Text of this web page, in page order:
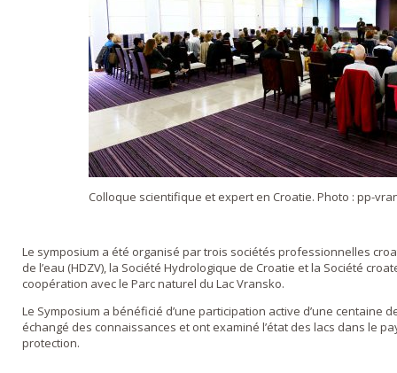
Colloque scientifique et expert en Croatie. Photo : pp-
Le symposium a été organisé par trois sociétés professionnelles
de l’eau (HDZV), la Société Hydrologique de Croatie et la Société
coopération avec le Parc naturel du Lac Vransko.
Le Symposium a bénéficié d’une participation active d’une centaine
échangé des connaissances et ont examiné l’état des lacs dans le
protection.